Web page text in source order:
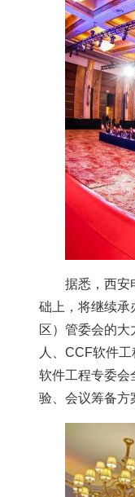
据悉，西安
础上，将继续承
区）管委会的
人、CCF软件
软件工程专委会
验、会议筹备方